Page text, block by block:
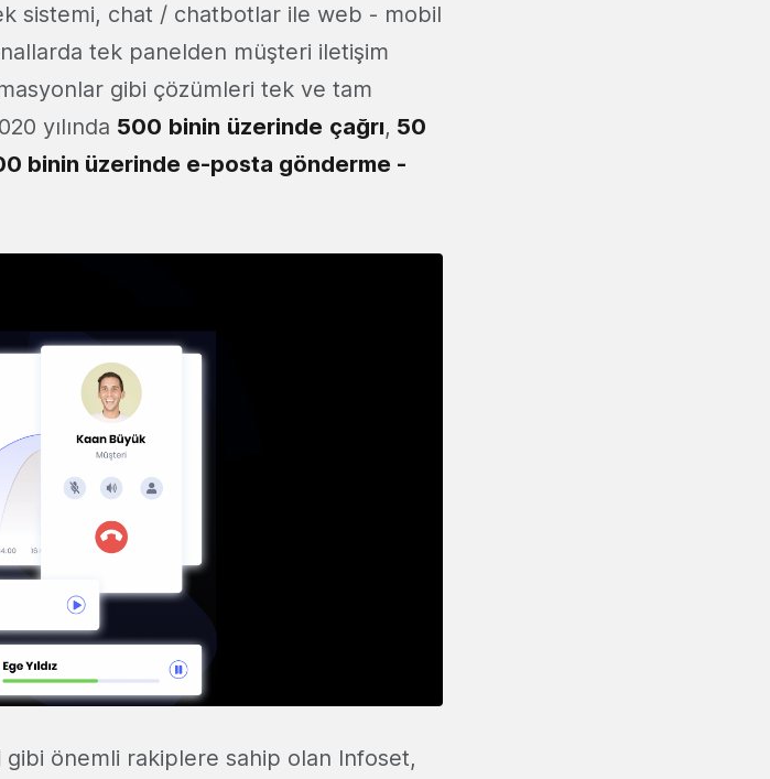
sistemi, chat / chatbotlar ile web - mobil
tek panelden müşteri iletişim
gibi çözümleri tek ve tam
yılında 500 binin üzerinde çağrı, 50
binin üzerinde e-posta gönderme -
gibi önemli rakiplere sahip olan Infoset,